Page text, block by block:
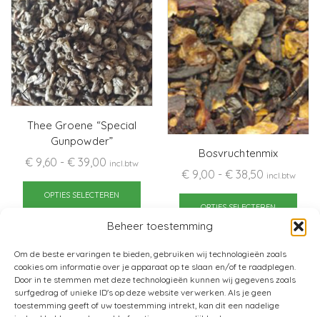
Beheer toestemming
Om de beste ervaringen te bieden, gebruiken wij technologieën zoals
cookies om informatie over je apparaat op te slaan en/of te raadplegen.
Door in te stemmen met deze technologieën kunnen wij gegevens zoals
surfgedrag of unieke ID's op deze website verwerken. Als je geen
toestemming geeft of uw toestemming intrekt, kan dit een nadelige
Thee Groene “Special
Gunpowder”
€ 9,60 - € 39,00 Prijsklasse:
€ 9,60
tot
incl.btw
OPTIES SELECTEREN
Dit
product
meerdere
Deze
optie
kan
Bosvruchtenmix
€9,00 - €38,50Prijsklasse:
€ 9,00
tot
€ 38,50
incl.btw
OPTIES SELECTEREN
Dit